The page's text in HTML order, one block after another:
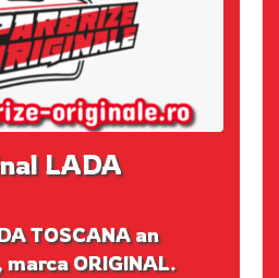
LADA
TOSCANA an
ORIGINAL.